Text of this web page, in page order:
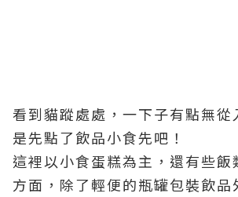
看到貓蹤處處，一下子有點無從
是先點了飲品小食先吧！
這裡以小食蛋糕為主，還有些飯
方面，除了輕便的瓶罐包裝飲品